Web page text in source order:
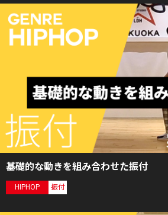
基礎的な動きを組み合わせた振付
HIPHOP 振付